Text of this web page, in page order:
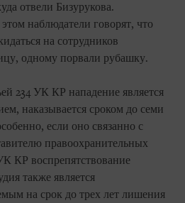
отвели Бизурукова.
наблюдатели говорят, что
на сотрудников
одному порвали рубашку.
234 УК КР нападение является
наказывается сроком до семи
если оно связанно с
правоохранительных
КР воспрепятствование
также является
на срок до трех лет лишения